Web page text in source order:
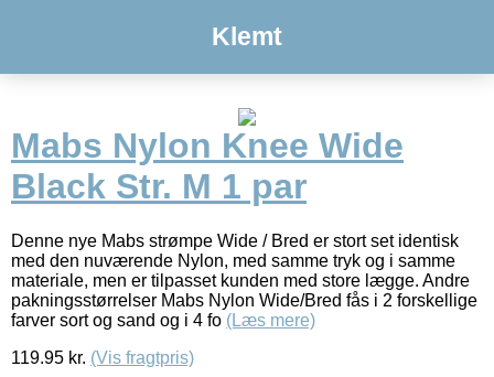
Klemt
Mabs Nylon Knee Wide
Black Str. M 1 par
Denne nye Mabs strømpe Wide / Bred er stort set identisk
med den nuværende Nylon, med samme tryk og i samme
materiale, men er tilpasset kunden med store lægge. Andre
pakningsstørrelser Mabs Nylon Wide/Bred fås i 2 forskellige
farver sort og sand og i 4 fo (Læs mere)
119.95 kr. (Vis fragtpris)